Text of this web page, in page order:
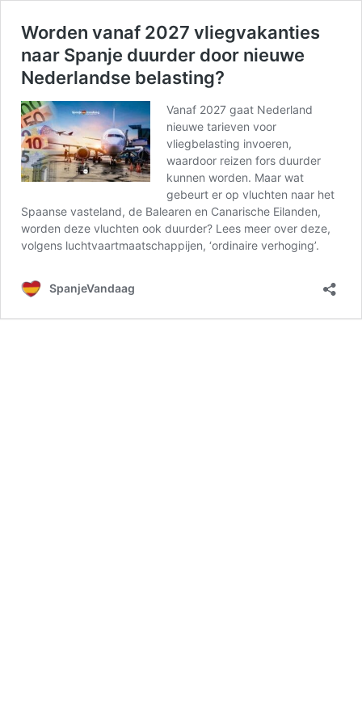
Worden vanaf 2027 vliegvakanties
naar Spanje duurder door nieuwe
Nederlandse belasting?
Vanaf 2027 gaat Nederland
nieuwe tarieven voor
vliegbelasting invoeren,
waardoor reizen fors duurder
kunnen worden. Maar wat
gebeurt er op vluchten naar het
Spaanse vasteland, de Balearen en Canarische Eilanden,
worden deze vluchten ook duurder? Lees meer over deze,
volgens luchtvaartmaatschappijen, ‘ordinaire verhoging’.
SpanjeVandaag